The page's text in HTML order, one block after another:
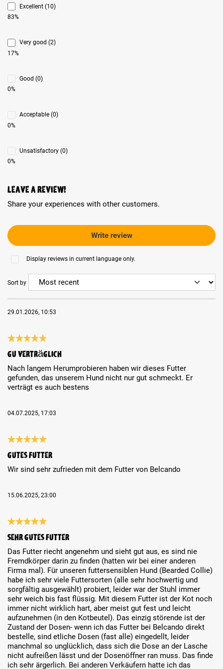
Excellent (10)
83%
Very good (2)
17%
Good (0)
0%
Acceptable (0)
0%
Unsatisfactory (0)
0%
Leave a review!
Share your experiences with other customers.
Write review
Display reviews in current language only.
Sort by
29.01.2026, 10:53
Gu verträglich
Nach langem Herumprobieren haben wir dieses Futter
gefunden, das unserem Hund nicht nur gut schmeckt. Er
verträgt es auch bestens
04.07.2025, 17:03
Gutes Futter
Wir sind sehr zufrieden mit dem Futter von Belcando
15.06.2025, 23:00
Sehr gutes Futter
Das Futter riecht angenehm und sieht gut aus, es sind nie
Fremdkörper darin zu finden (hatten wir bei einer anderen
Firma mal). Für unseren futtersensiblen Hund (Bearded Collie)
habe ich sehr viele Futtersorten (alle sehr hochwertig und
sorgfältig ausgewählt) probiert, leider war der Stuhl immer
sehr weich bis fast flüssig. Mit diesem Futter ist der Kot noch
immer nicht wirklich hart, aber meist gut fest und leicht
aufzunehmen (in den Kotbeutel). Das einzig störende ist der
Zustand der Dosen- wenn ich das Futter bei Belcando direkt
bestelle, sind etliche Dosen (fast alle) eingedellt, leider
manchmal so unglücklich, dass sich die Dose an der Lasche
nicht aufreißen lässt und der Dosenöffner ran muss. Das finde
ich sehr ärgerlich. Bei anderen Verkäufern hatte ich das